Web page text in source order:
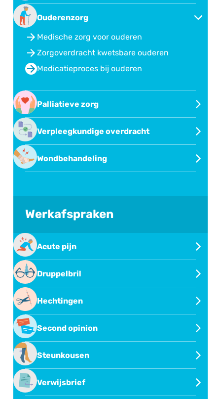
Nederland
Methotrexaat (MTX)
Ouderenzorg
Medische zorg voor ouderen
Zorgoverdracht kwetsbare ouderen
Medicatieproces bij ouderen
Palliatieve zorg
Verpleegkundige overdracht
Wondbehandeling
Werkafspraken
Acute pijn
Druppelbril
Hechtingen
Second opinion
Steunkousen
Verwijsbrief